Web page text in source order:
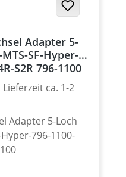
unten beim
Adapter 5-
SF-Hyper-
S2R 796-1100
ca. 1-2
Adapter 5-Loch
796-1100-